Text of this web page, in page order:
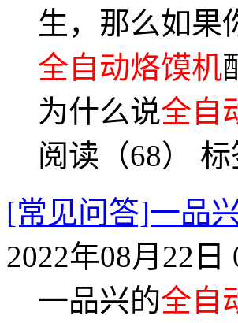
生，那么如果
全自动烙馍机
为什么说全自
阅读（68） 标
[常见问答]一品
2022年08月22日
一品兴的全自